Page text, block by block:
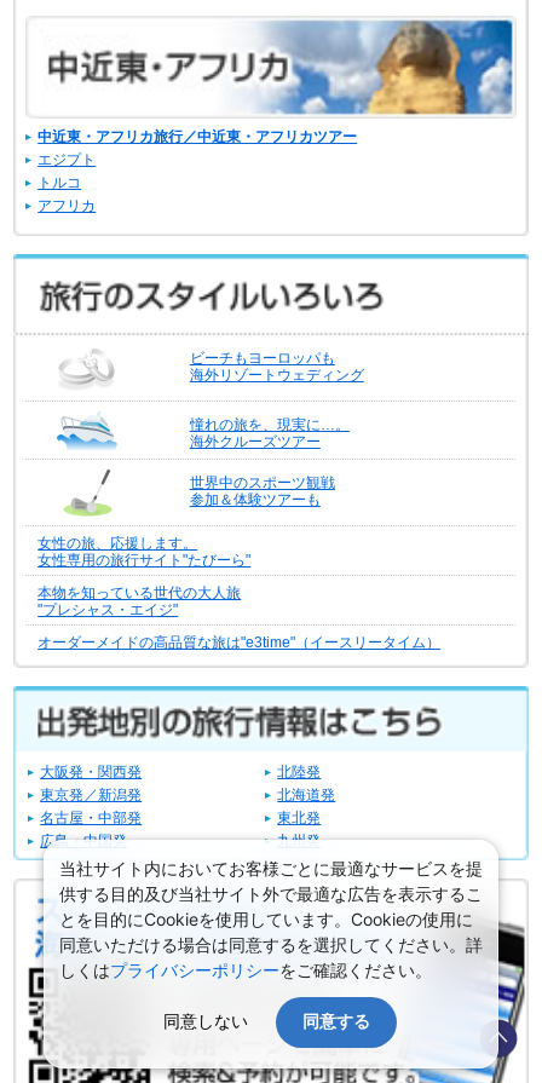
中近東・アフリカ旅行／中近東・アフリカツアー
エジプト
トルコ
アフリカ
ビーチもヨーロッパも
海外リゾートウェディング
憧れの旅を、現実に…。
海外クルーズツアー
世界中のスポーツ観戦
参加＆体験ツアーも
女性の旅、応援します。
女性専用の旅行サイト"たびーら"
本物を知っている世代の大人旅
"プレシャス・エイジ"
オーダーメイドの高品質な旅は"e3time"（イースリータイム）
大阪発・関西発
北陸発
東京発／新潟発
北海道発
名古屋・中部発
東北発
広島・中国発
九州発
当社サイト内においてお客様ごとに最適なサービスを提
供する目的及び当社サイト外で最適な広告を表示するこ
とを目的にCookieを使用しています。Cookieの使用に
同意いただける場合は同意するを選択してください。詳
しくはプライバシーポリシーをご確認ください。
同意しない 同意する